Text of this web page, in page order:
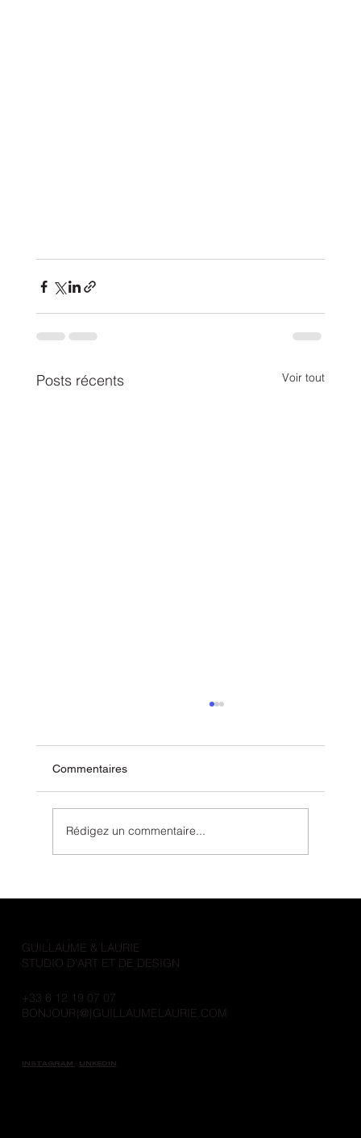
Posts récents Voir tout
Commentaires
Rédigez un commentaire...
GUILLAUME & LAURIE
STUDIO D'ART ET DE DESIGN
+33 6 12 19 07 07
BONJOUR{@}GUILLAUMELAURIE.COM
INSTAGRAM · LINKEDIN